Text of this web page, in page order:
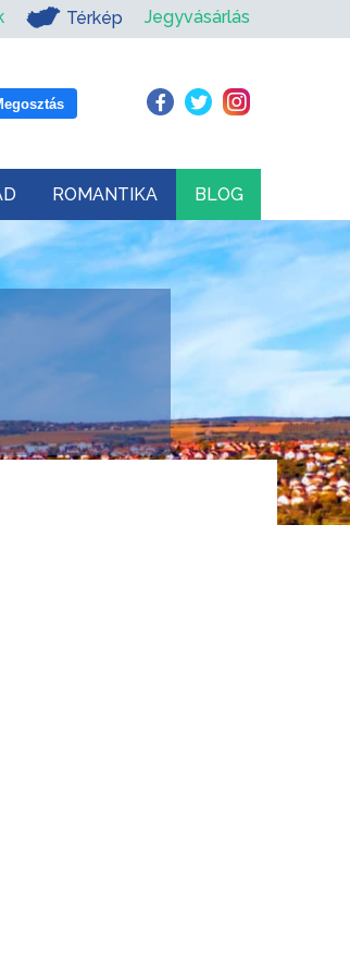
Térkép Jegyvásárlás
ROMANTIKA BLOG